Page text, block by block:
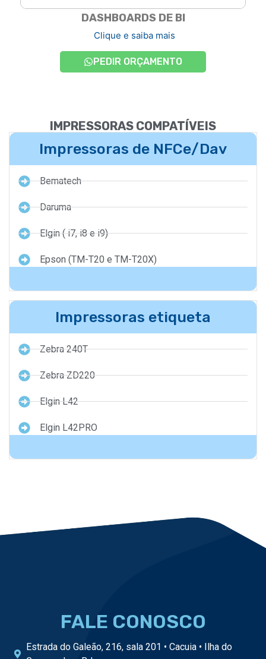
DASHBOARDS DE BI
Clique e saiba mais
PEDIR ORÇAMENTO
IMPRESSORAS COMPATÍVEIS
Impressoras de NFCe/Dav
Bematech
Daruma
Elgin ( i7, i8 e i9)
Epson (TM-T20 e TM-T20X)
Impressoras etiqueta
Zebra 240T
Zebra ZD220
Elgin L42
Elgin L42PRO
FALE CONOSCO
Estrada do Galeão, 216, sala 201 • Cacuia • Ilha do